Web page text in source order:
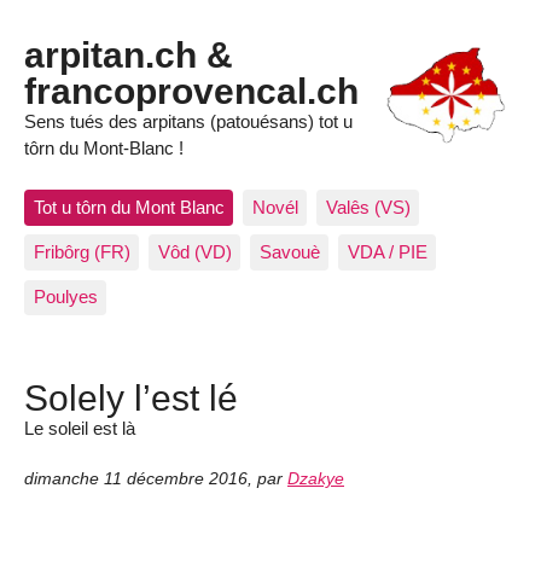
arpitan.ch &
francoprovencal.ch
Sens tués des arpitans (patouésans) tot u
tôrn du Mont-Blanc !
Tot u tôrn du Mont Blanc Novél Valês (VS)
Fribôrg (FR) Vôd (VD) Savouè VDA / PIE
Poulyes
Solely l’est lé
Le soleil est là
dimanche 11 décembre 2016 par Dzakye